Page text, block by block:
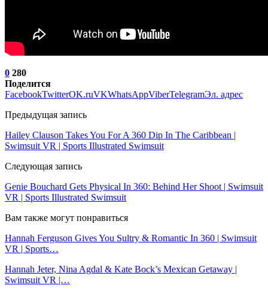
0 280
Поделится
FacebookTwitterOK.ruVKWhatsAppViberTelegramЭл. адрес
Предыдущая запись
Hailey Clauson Takes You For A 360 Dip In The Caribbean |
Swimsuit VR | Sports Illustrated Swimsuit
Следующая запись
Genie Bouchard Gets Physical In 360: Behind Her Shoot | Swimsuit
VR | Sports Illustrated Swimsuit
Вам также могут понравиться
Hannah Ferguson Gives You Sultry & Romantic In 360 | Swimsuit
VR | Sports…
Hannah Jeter, Nina Agdal & Kate Bock’s Mexican Getaway |
Swimsuit VR |…